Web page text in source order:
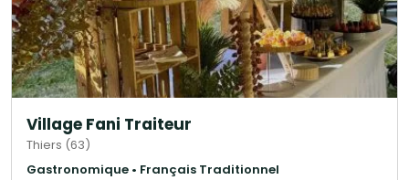
Village Fani Traiteur
Thiers (63)
Gastronomique • Français Traditionnel